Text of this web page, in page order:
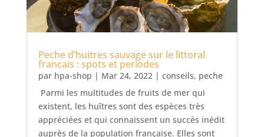
Peche d’huitres sauvage sur le littoral
francais : spots et periodes
par hpa-shop | Mar 24, 2022| conseils, peche
Parmi les multitudes de fruits de mer qui
existent, les huîtres sont des espèces très
appréciées et qui connaissent un succès inédit
auprès de la population française. Elles sont